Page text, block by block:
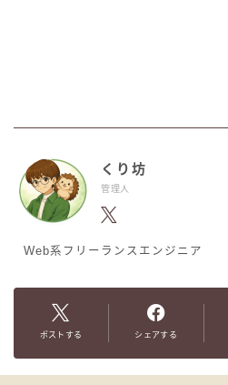
くり坊
管理人
Web系フリーランスエンジニア
ポストする シェアする